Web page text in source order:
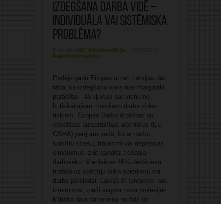
Izdegšana darba vidē –
individuāla vai sistēmiska
problēma?
MIC Administrācija
Rakstīt komentāru
Pēdējo gadu Eiropas un arī Latvijas dati
rāda, ka izdegšana vairs nav margināla
parādība – tā kļuvusi par vienu no
būtiskākajiem mūsdienu darba vides
riskiem. Eiropas Darba drošības un
veselības aizsardzības aģentūras (EU-
OSHA) pētījums rāda, ka ar darbu
saistītu stresu, trauksmi vai depresijas
simptomus izjūt gandrīz trešdaļa
darbinieku. Vienlaikus 46% darbinieku
norāda uz spēcīgu laika spiedienu vai
darba pārslodzi. Latvijā šī tendence nav
izņēmums, īpaši augsta riska profesijās
būtiska daļa darbinieku norāda uz